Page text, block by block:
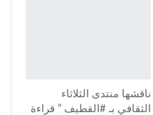
ناقشها منتدى الثلاثاء
الثقافي بـ #القطيف ” قراءة